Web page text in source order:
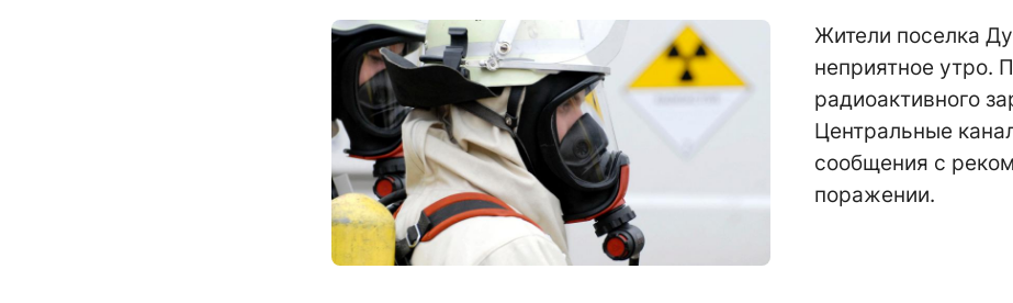
Жители поселка
неприятное утро.
радиоактивного
Центральные
сообщения с
поражении.